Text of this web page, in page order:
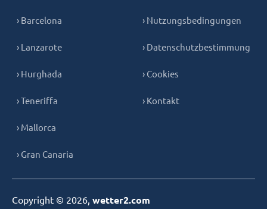
› Barcelona
› Lanzarote
› Hurghada
› Teneriffa
› Mallorca
› Gran Canaria
› Nutzungsbedingungen
› Datenschutzbestimmung
› Cookies
› Kontakt
Copyright © 2026, wetter2.com